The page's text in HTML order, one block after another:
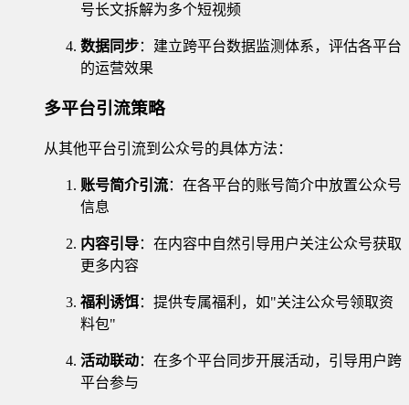
号长文拆解为多个短视频
数据同步：建立跨平台数据监测体系，评估各平台
的运营效果
多平台引流策略
从其他平台引流到公众号的具体方法：
账号简介引流：在各平台的账号简介中放置公众号
信息
内容引导：在内容中自然引导用户关注公众号获取
更多内容
福利诱饵：提供专属福利，如"关注公众号领取资
料包"
活动联动：在多个平台同步开展活动，引导用户跨
平台参与